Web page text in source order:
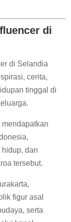
di
di Selandia
cerita,
tinggal di
dan
tersebut.
figur asal
serta